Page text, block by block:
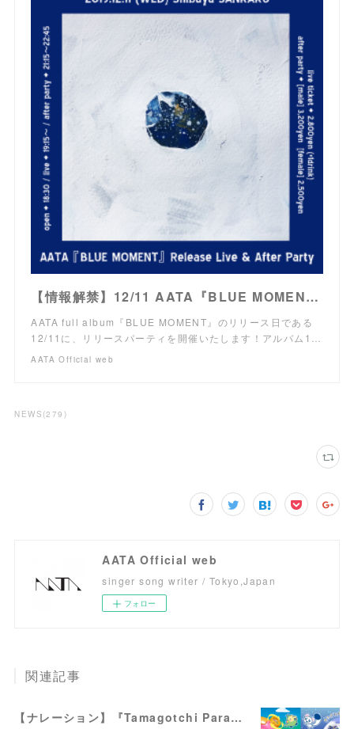
【情報解禁】12/11 AATA『BLUE MOMENT』Relase Live & After Party 開催！
AATA full album『BLUE MOMENT』のリリース日である
12/11に、リリースパーティを開催いたします！アルバム1…
AATA Official web
NEWS (279 )
AATA Official web
singer song writer / Tokyo,Japan
フォロー
関連記事
【ナレーション】『Tamagotchi Paradise - Orange Tropics / White Glacier』商品PV／TVCM